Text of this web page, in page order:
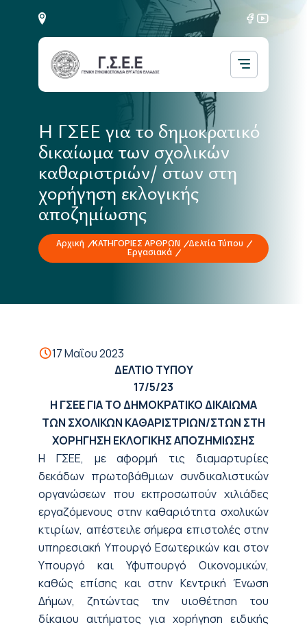
Η ΓΣΕΕ για το δημοκρατικό
δικαίωμα των σχολικών
καθαριστριών/ στων στη
χορήγηση εκλογικής
αποζημίωσης
Αρχική ΚΑΤΗΓΟΡΙΕΣ ΑΡΘΡΩΝ
Δελτία Τύπου
Εργασιακά
17 Μαΐου 2023
ΔΕΛΤΙΟ ΤΥΠΟΥ
17/5/23
Η ΓΣΕΕ ΓΙΑ ΤΟ ΔΗΜΟΚΡΑΤΙΚΟ ΔΙΚΑΙΩΜΑ
ΤΩΝ ΣΧΟΛΙΚΩΝ ΚΑΘΑΡΙΣΤΡΙΩΝ/ΣΤΩΝ ΣΤΗ
ΧΟΡΗΓΗΣΗ ΕΚΛΟΓΙΚΗΣ ΑΠΟΖΗΜΙΩΣΗΣ
Η ΓΣΕΕ, με αφορμή τις διαμαρτυρίες
δεκάδων πρωτοβάθμιων συνδικαλιστικών
οργανώσεων που εκπροσωπούν χιλιάδες
εργαζόμενους στην καθαριότητα σχολικών
κτιρίων, απέστειλε σήμερα επιστολές στην
υπηρεσιακή Υπουργό Εσωτερικών και στον
Υπουργό και Υφυπουργό Οικονομικών,
καθώς επίσης και στην Κεντρική Ένωση
Δήμων, ζητώντας την υιοθέτηση του
δίκαιου αιτήματος για χορήγηση ειδικής